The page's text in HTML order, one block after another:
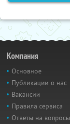
Компания
Основное
Публикации о нас
Вакансии
Правила сервиса
Ответы на вопросы